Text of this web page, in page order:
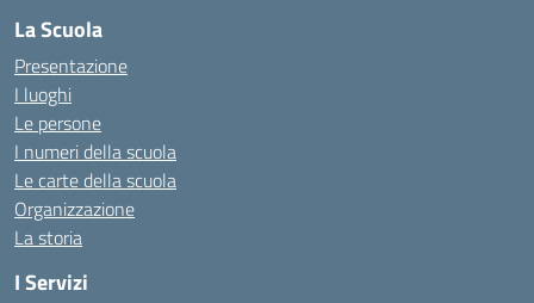
La Scuola
Presentazione
I luoghi
Le persone
I numeri della scuola
Le carte della scuola
Organizzazione
La storia
I Servizi